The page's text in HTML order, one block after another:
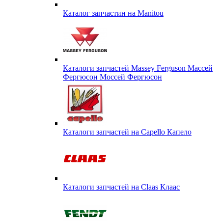
Каталог запчастин на Маnitou
Каталоги запчастей Massey Ferguson Массей
Фергюсон Моссей Фергюсон
Каталоги запчастей на Capello Капело
Каталоги запчастей на Claas Клаас